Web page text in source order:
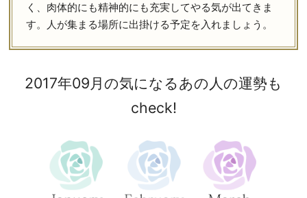
く、肉体的にも精神的にも充実してやる気が出てきま
す。人が集まる場所に出掛ける予定を入れましょう。
2017年09月の気になるあの人の運勢も
check!